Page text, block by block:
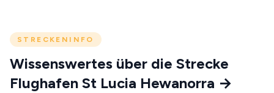
STRECKENINFO
Wissenswertes über die Strecke
Flughafen St Lucia Hewanorra →